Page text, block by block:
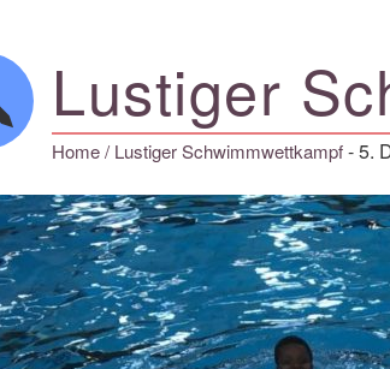
Lustiger
Home/ Lustiger Schwimmwettkampf-5.